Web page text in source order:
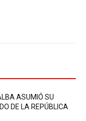
ASUMIÓ SU
DE LA REPÚBLICA